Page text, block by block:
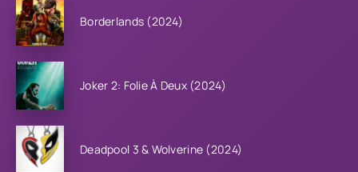
Borderlands (2024)
Joker 2: Folie À Deux (2024)
Deadpool 3 & Wolverine (2024)